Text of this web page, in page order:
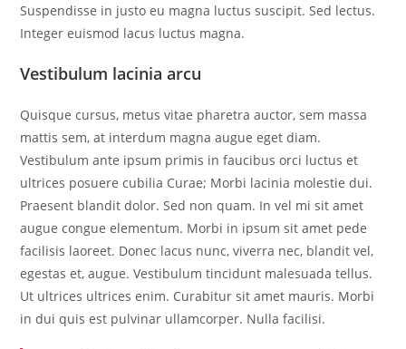
Suspendisse in justo eu magna luctus suscipit. Sed lectus.
Integer euismod lacus luctus magna.
Vestibulum lacinia arcu
Quisque cursus, metus vitae pharetra auctor, sem massa
mattis sem, at interdum magna augue eget diam.
Vestibulum ante ipsum primis in faucibus orci luctus et
ultrices posuere cubilia Curae; Morbi lacinia molestie dui.
Praesent blandit dolor. Sed non quam. In vel mi sit amet
augue congue elementum. Morbi in ipsum sit amet pede
facilisis laoreet. Donec lacus nunc, viverra nec, blandit vel,
egestas et, augue. Vestibulum tincidunt malesuada tellus.
Ut ultrices ultrices enim. Curabitur sit amet mauris. Morbi
in dui quis est pulvinar ullamcorper. Nulla facilisi.